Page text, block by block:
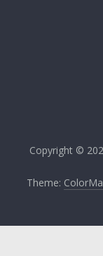
Copyright ©
Theme: